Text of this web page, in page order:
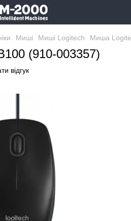
Миші Миші Logitech Миша
(910-003357)
відгук